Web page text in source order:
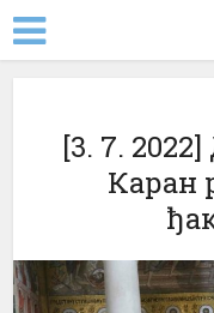
[3. 7.
Каран